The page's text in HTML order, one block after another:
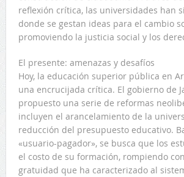
reflexión crítica, las universidades han
donde se gestan ideas para el cambio
promoviendo la justicia social y los
El presente: amenazas y desafíos
Hoy, la educación superior pública en
una encrucijada crítica. El gobierno de
propuesto una serie de reformas
incluyen el arancelamiento de la
reducción del presupuesto educativo.
«usuario-pagador», se busca que los
el costo de su formación, rompiendo
gratuidad que ha caracterizado al